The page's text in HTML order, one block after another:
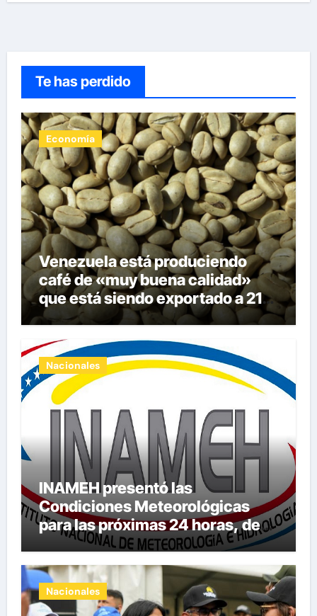
Te has perdido
Economía
Venezuela está produciendo
café de «muy buena calidad»
que está siendo exportado a 21
países
Nacionales
INAMEH presentó las
Condiciones Meteorológicas
para las próximas 24 horas, de
este jueves 6 de agosto 2026
Nacionales